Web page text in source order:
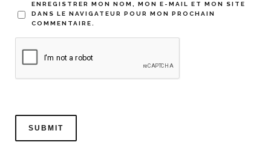
ENREGISTRER MON NOM, MON E-MAIL ET MON SITE
DANS LE NAVIGATEUR POUR MON PROCHAIN
COMMENTAIRE.